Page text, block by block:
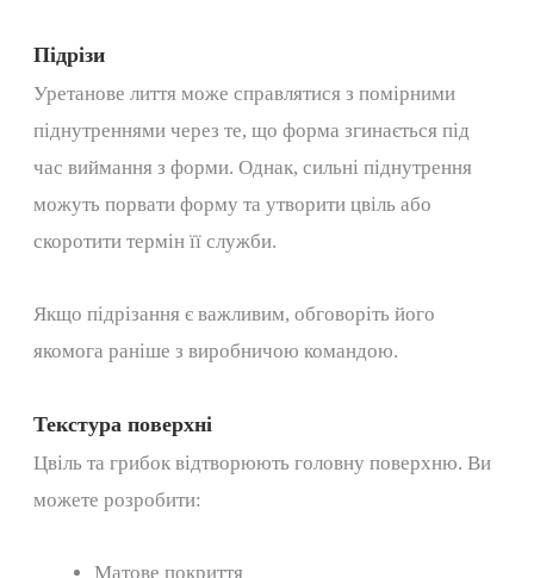
Підрізи
Уретанове лиття може справлятися з помірними
піднутреннями через те, що форма згинається під
час виймання з форми. Однак, сильні піднутрення
можуть порвати форму та утворити цвіль або
скоротити термін її служби.
Якщо підрізання є важливим, обговоріть його
якомога раніше з виробничою командою.
Текстура поверхні
Цвіль та грибок відтворюють головну поверхню. Ви
можете розробити:
Матове покриття